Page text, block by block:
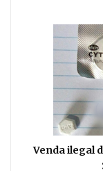
Venda ilegal